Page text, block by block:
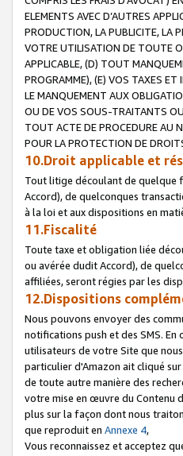
ELEMENTS AVEC D’AUTRES
PRODUCTION, LA PUBLICITE, LA
VOTRE UTILISATION DE TOUTE
APPLICABLE, (D) TOUT
PROGRAMME), (E) VOS TAXES
LE MANQUEMENT AUX
OU DE VOS SOUS-TRAITANTS
TOUT ACTE DE PROCEDURE AU
POUR LA PROTECTION DE
10.Droit applicable et
Tout litige découlant de quelque
Accord), de quelconques
à la loi et aux dispositions en
11.Fiscalité
Toute taxe et obligation liée
ou avérée dudit Accord), de
affiliées, seront régies par les
12.Dispositions
Nous pouvons envoyer des
notifications push et des SMS.
utilisateurs de votre Site que
particulier d'Amazon ait cliqué
de toute autre manière des
votre mise en œuvre du Contenu
plus sur la façon dont nous
que reproduit en Annexe 4,
Vous reconnaissez et acceptez